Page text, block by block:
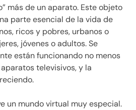
más de un aparato. Este objeto
parte esencial de la vida de
ricos y pobres, urbanos o
jóvenes o adultos. Se
están funcionando no menos
televisivos, y la
un mundo virtual muy especial.